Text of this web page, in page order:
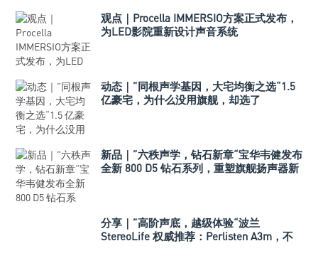
观点｜Procella IMMERSIO方案正式发布，
为LED影院重新设计声音系统
动态｜”同根声学基因，大宅均衡之选“1.5
亿豪宅，为什么没用旗舰，却选了
新品｜”六秩声学，钻石新章“宝华韦健发布
全新 800 D5 钻石系列，重塑旗舰扬声器新
分享｜”高阶声底，越级体验“波兰
StereoLife 权威推荐：Perlisten A3m，不